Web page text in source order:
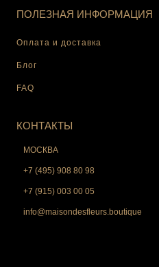
ПОЛЕЗНАЯ ИНФОРМАЦИЯ
Оплата и доставка
Блог
FAQ
КОНТАКТЫ
МОСКВА
+7 (495) 908 80 98
+7 (915) 003 00 05
info@maisondesfleurs.boutique